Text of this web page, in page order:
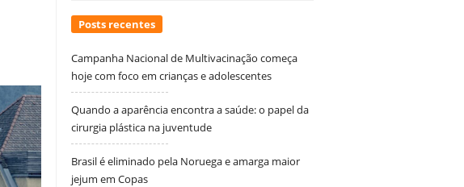
Posts recentes
Campanha Nacional de Multivacinação começa
hoje com foco em crianças e adolescentes
Quando a aparência encontra a saúde: o papel da
cirurgia plástica na juventude
Brasil é eliminado pela Noruega e amarga maior
jejum em Copas